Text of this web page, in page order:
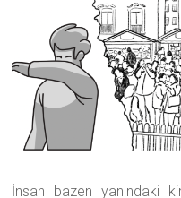
İnsan bazen yanındaki